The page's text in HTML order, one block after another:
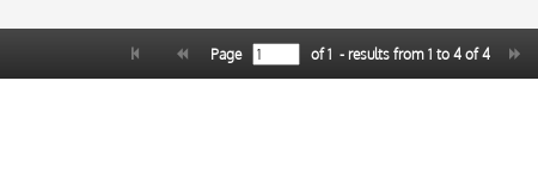
Page of1 - results from 1 to 4of4